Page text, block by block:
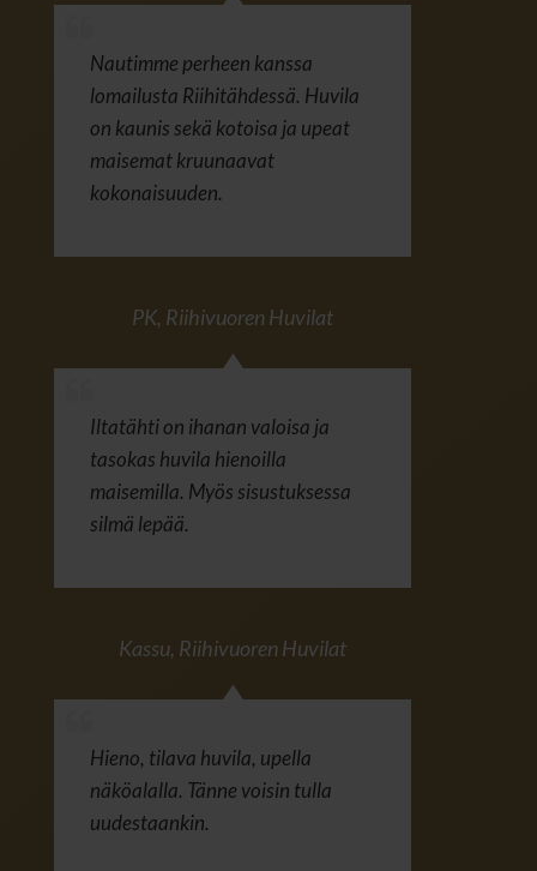
Nautimme perheen kanssa
lomailusta Riihitähdessä. Huvila
on kaunis sekä kotoisa ja upeat
maisemat kruunaavat
kokonaisuuden.
PK, Riihivuoren Huvilat
Iltatähti on ihanan valoisa ja
tasokas huvila hienoilla
maisemilla. Myös sisustuksessa
silmä lepää.
Kassu, Riihivuoren Huvilat
Hieno, tilava huvila, upella
näköalalla. Tänne voisin tulla
uudestaankin.